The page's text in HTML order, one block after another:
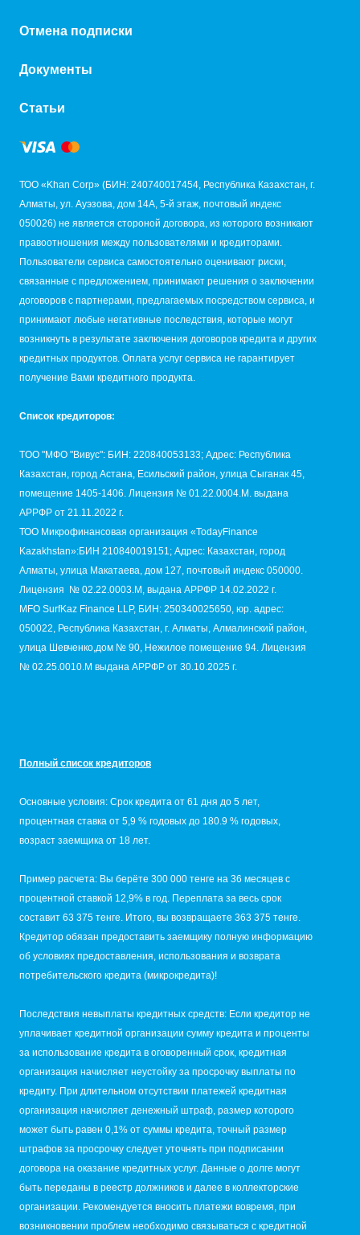
Отмена подписки
Документы
Статьи
ТОО «Khan Corp» (БИН: 240740017454, Республика Казахстан, г.
Алматы, ул. Ауэзова, дом 14А, 5-й этаж, почтовый индекс
050026) не является стороной договора, из которого возникают
правоотношения между пользователями и кредиторами.
Пользователи сервиса самостоятельно оценивают риски,
связанные с предложением, принимают решения о заключении
договоров с партнерами, предлагаемых посредством сервиса, и
принимают любые негативные последствия, которые могут
возникнуть в результате заключения договоров кредита и других
кредитных продуктов. Оплата услуг сервиса не гарантирует
получение Вами кредитного продукта.
Список кредиторов:
TОО "МФО "Вивус": БИН: 220840053133; Адрес: Республика
Казахстан, город Астана, Есильский район, улица Сыганак 45,
помещение 1405-1406. Лицензия № 01.22.0004.M. выдана
АРРФР от 21.11.2022 г.
ТОО Микрофинансовая организация «TodayFinance
Kazakhstan»:БИН 210840019151; Адрес: Казахстан, город
Алматы, улица Макатаева, дом 127, почтовый индекс 050000.
Лицензия № 02.22.0003.М, выдана АРРФР 14.02.2022 г.
MFO SurfKaz Finance LLP, БИН: 250340025650, юр. адрес:
050022, Республика Казахстан, г. Алматы, Алмалинский район,
улица Шевченко,дом № 90, Нежилое помещение 94. Лицензия
№ 02.25.0010.M выдана АРРФР от 30.10.2025 г.
Полный список кредиторов
Основные условия: Срок кредита от 61 дня до 5 лет,
процентная ставка от 5,9 % годовых до 180.9 % годовых,
возраст заемщика от 18 лет.
Пример расчета: Вы берёте 300 000 тенге на 36 месяцев с
процентной ставкой 12,9% в год. Переплата за весь срок
составит 63 375 тенге. Итого, вы возвращаете 363 375 тенге.
Кредитор обязан предоставить заемщику полную информацию
об условиях предоставления, использования и возврата
потребительского кредита (микрокредита)!
Последствия невыплаты кредитных средств: Если кредитор не
уплачивает кредитной организации сумму кредита и проценты
за использование кредита в оговоренный срок, кредитная
организация начисляет неустойку за просрочку выплаты по
кредиту. При длительном отсутствии платежей кредитная
организация начисляет денежный штраф, размер которого
может быть равен 0,1% от суммы кредита, точный размер
штрафов за просрочку следует уточнять при подписании
договора на оказание кредитных услуг. Данные о долге могут
быть переданы в реестр должников и далее в коллекторские
организации. Рекомендуется вносить платежи вовремя, при
возникновении проблем необходимо связываться с кредитной